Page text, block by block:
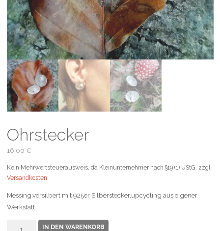
Ohrstecker
16,00 €
Kein Mehrwertsteuerausweis, da Kleinunternehmer nach §19 (1) UStG. zzgl.
Versandkosten
Messing,versilbert mit 925er Silberstecker,upcycling aus eigener
Werkstatt
IN DEN WARENKORB